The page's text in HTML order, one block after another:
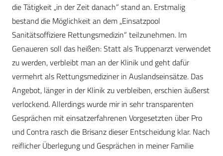
die Tätigkeit „in der Zeit danach“ stand an. Erstmalig
bestand die Möglichkeit an dem „Einsatzpool
Sanitätsoffiziere Rettungsmedizin“ teilzunehmen. Im
Genaueren soll das heißen: Statt als Truppenarzt verwendet
zu werden, verbleibt man an der Klinik und geht dafür
vermehrt als Rettungsmediziner in Auslandseinsätze. Das
Angebot, länger in der Klinik zu verbleiben, erschien äußerst
verlockend. Allerdings wurde mir in sehr transparenten
Gesprächen mit einsatzerfahrenen Vorgesetzten über Pro
und Contra rasch die Brisanz dieser Entscheidung klar. Nach
reiflicher Überlegung und Gesprächen in meiner Familie